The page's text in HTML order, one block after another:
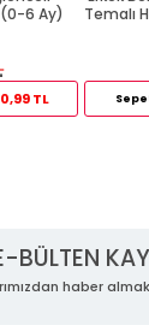
6 Ay)
TL
Temalı
BÜLTEN
haber